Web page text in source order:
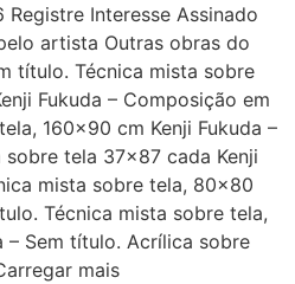
Interesse Assinado
artista Outras obras do
título. Técnica mista sobre
Fukuda – Composição em
160×90 cm Kenji Fukuda –
tela 37×87 cada Kenji
mista sobre tela, 80×80
Técnica mista sobre tela,
– Sem título. Acrílica sobre
mais